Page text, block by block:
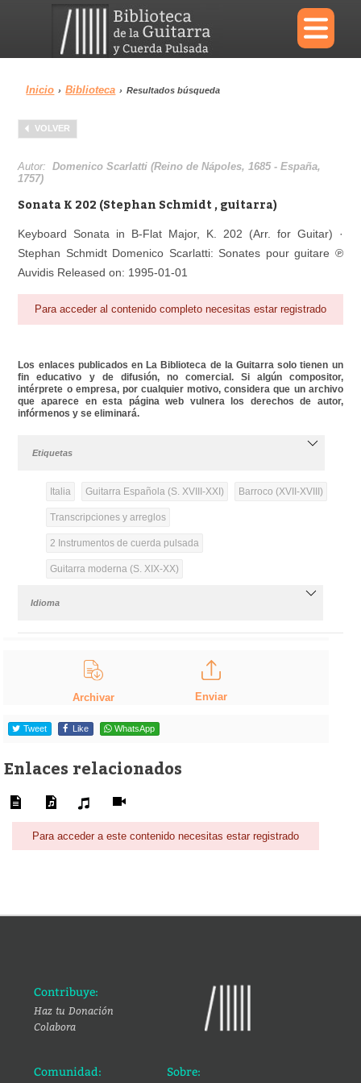
×
Menu
Biblioteca Diccionario
Área personal Reproductor
Inicio › Biblioteca › Resultados búsqueda
VOLVER
Autor:Domenico Scarlatti (Reino de Nápoles, 1685 - España,
1757)
Sonata K 202 (Stephan Schmidt , guitarra)
Keyboard Sonata in B-Flat Major, K. 202 (Arr. for Guitar) ·
Stephan Schmidt Domenico Scarlatti: Sonates pour guitare ℗
Auvidis Released on: 1995-01-01
Para acceder al contenido completo necesitas estar registrado
Los enlaces publicados en La Biblioteca de la Guitarra solo tienen un
fin educativo y de difusión, no comercial. Si algún compositor,
intérprete o empresa, por cualquier motivo, considera que un archivo
que aparece en esta página web vulnera los derechos de autor,
infórmenos y se eliminará.
Etiquetas
Italia Guitarra Española (S. XVIII-XXI) Barroco (XVII-XVIII)
Transcripciones y arreglos
2 Instrumentos de cuerda pulsada
Guitarra moderna (S. XIX-XX)
Idioma
Archivar Enviar
Tweet Like WhatsApp
Enlaces relacionados
Para acceder a este contenido necesitas estar registrado
Contribuye:
Haz tu Donación
Colabora
Comunidad: Sobre: